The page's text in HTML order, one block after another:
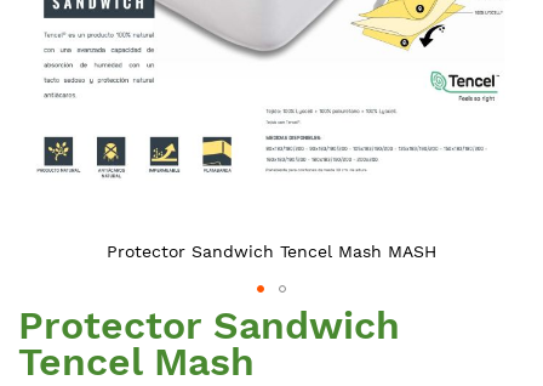
Protector Sandwich
Tencel Mash
Protector Sandwich Tencel Mash MASH
Saltar
al
comienzo